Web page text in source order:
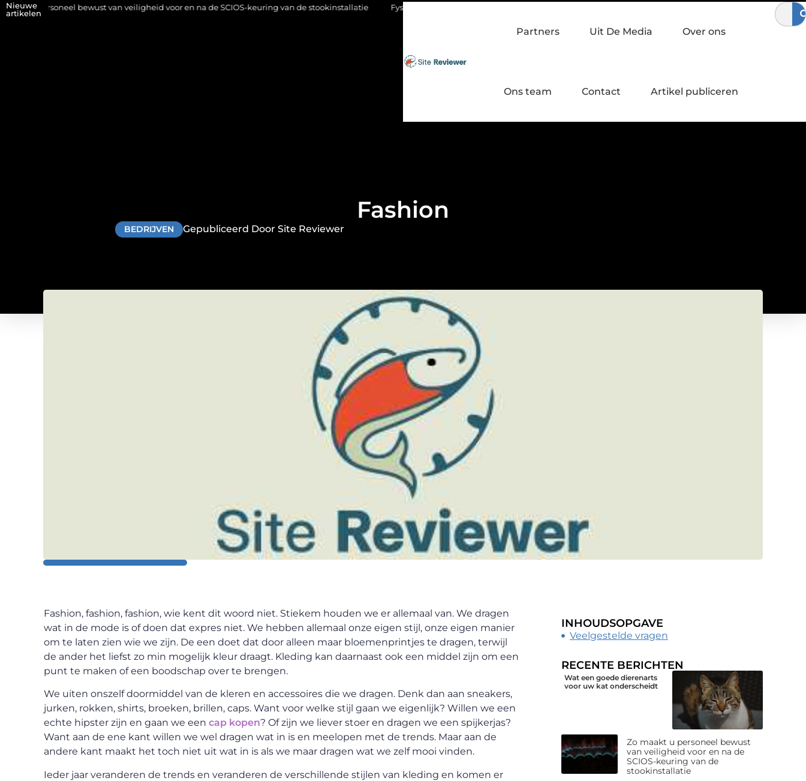
Nieuwe
artikelen
bewust van veiligheid voor en na de SCIOS-keuring van de stookinstallatie Fysio Bleiswijk: gericht werken aan soepel en pijnvrij bewegen Zo
Partners Uit De Media Over ons
Ons team Contact Artikel publiceren
Fashion
BEDRIJVEN Gepubliceerd Door Site Reviewer
Fashion, fashion, fashion, wie kent dit woord niet. Stiekem houden we er allemaal van. We dragen
wat in de mode is of doen dat expres niet. We hebben allemaal onze eigen stijl, onze eigen manier
om te laten zien wie we zijn. De een doet dat door alleen maar bloemenprintjes te dragen, terwijl
de ander het liefst zo min mogelijk kleur draagt. Kleding kan daarnaast ook een middel zijn om een
punt te maken of een boodschap over te brengen.
We uiten onszelf doormiddel van de kleren en accessoires die we dragen. Denk dan aan sneakers,
jurken, rokken, shirts, broeken, brillen, caps. Want voor welke stijl gaan we eigenlijk? Willen we een
echte hipster zijn en gaan we een cap kopen? Of zijn we liever stoer en dragen we een spijkerjas?
Want aan de ene kant willen we wel dragen wat in is en meelopen met de trends. Maar aan de
andere kant maakt het toch niet uit wat in is als we maar dragen wat we zelf mooi vinden.
Ieder jaar veranderen de trends en veranderen de verschillende stijlen van kleding en komen er
INHOUDSOPGAVE
Veelgestelde vragen
RECENTE BERICHTEN
Wat een goede dierenarts
voor uw kat onderscheidt
Zo maakt u personeel bewust
van veiligheid voor en na de
SCIOS-keuring van de
stookinstallatie